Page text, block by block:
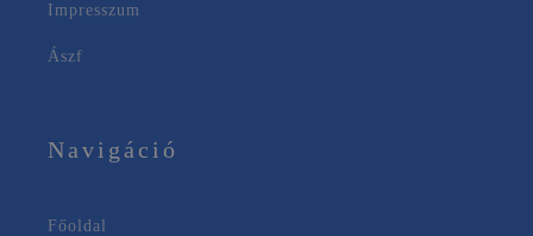
Impresszum
Ászf
Navigáció
Főoldal